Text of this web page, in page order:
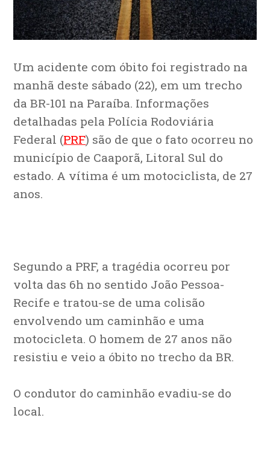
Um acidente com óbito foi registrado na
manhã deste sábado (22), em um trecho
da BR-101 na Paraíba. Informações
detalhadas pela Polícia Rodoviária
Federal (PRF) são de que o fato ocorreu no
município de Caaporã, Litoral Sul do
estado. A vítima é um motociclista, de 27
anos.
Segundo a PRF, a tragédia ocorreu por
volta das 6h no sentido João Pessoa-
Recife e tratou-se de uma colisão
envolvendo um caminhão e uma
motocicleta. O homem de 27 anos não
resistiu e veio a óbito no trecho da BR.
O condutor do caminhão evadiu-se do
local.